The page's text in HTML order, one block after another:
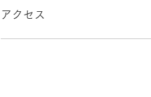
アクセス